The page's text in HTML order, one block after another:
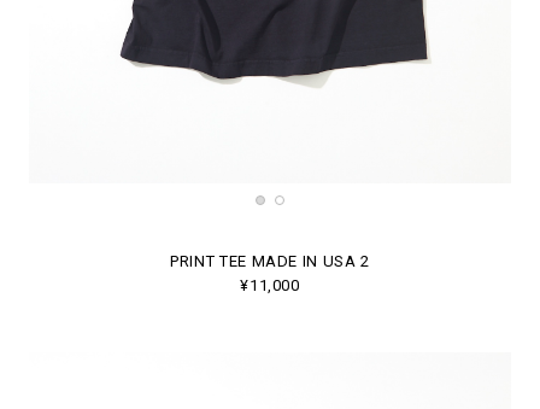
PRINT TEE MADE IN USA 2
¥11,000